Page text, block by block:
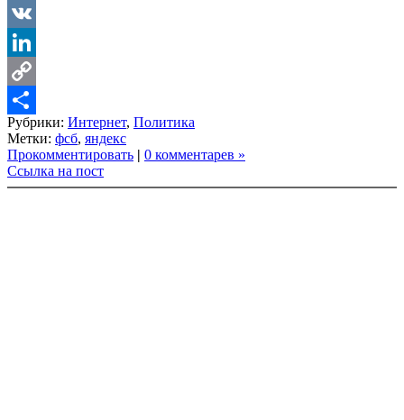
LiveJournal
VK
LinkedIn
Copy
Link
Share
Рубрики: Интернет, Политика
Метки: фсб, яндекс
Прокомментировать | 0 комментарев »
Ссылка на пост